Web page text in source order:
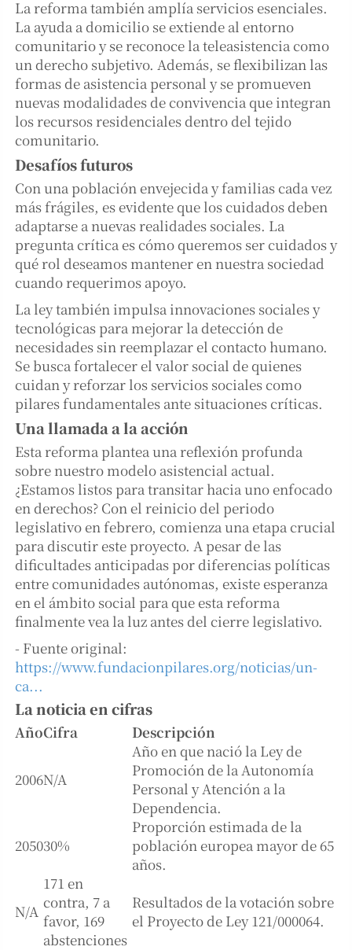
La reforma también amplía servicios esenciales.
La ayuda a domicilio se extiende al entorno
comunitario y se reconoce la teleasistencia como
un derecho subjetivo. Además, se flexibilizan las
formas de asistencia personal y se promueven
nuevas modalidades de convivencia que integran
los recursos residenciales dentro del tejido
comunitario.
Desafíos futuros
Con una población envejecida y familias cada vez
más frágiles, es evidente que los cuidados deben
adaptarse a nuevas realidades sociales. La
pregunta crítica es cómo queremos ser cuidados y
qué rol deseamos mantener en nuestra sociedad
cuando requerimos apoyo.
La ley también impulsa innovaciones sociales y
tecnológicas para mejorar la detección de
necesidades sin reemplazar el contacto humano.
Se busca fortalecer el valor social de quienes
cuidan y reforzar los servicios sociales como
pilares fundamentales ante situaciones críticas.
Una llamada a la acción
Esta reforma plantea una reflexión profunda
sobre nuestro modelo asistencial actual.
¿Estamos listos para transitar hacia uno enfocado
en derechos? Con el reinicio del periodo
legislativo en febrero, comienza una etapa crucial
para discutir este proyecto. A pesar de las
dificultades anticipadas por diferencias políticas
entre comunidades autónomas, existe esperanza
en el ámbito social para que esta reforma
finalmente vea la luz antes del cierre legislativo.
- Fuente original:
https://www.fundacionpilares.org/noticias/un-
ca...
La noticia en cifras
AñoCifra Descripción
2006N/A
Año en que nació la Ley de
Promoción de la Autonomía
Personal y Atención a la
Dependencia.
205030%
Proporción estimada de la
población europea mayor de 65
años.
N/A
171 en
contra, 7 a
favor, 169
abstenciones
Resultados de la votación sobre
el Proyecto de Ley 121/000064.